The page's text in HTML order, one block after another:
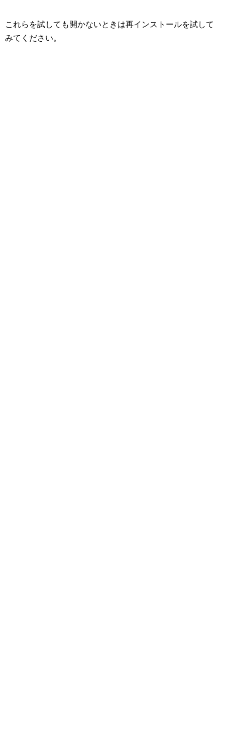
これらを試しても開かないときは再インストールを試して
みてください。